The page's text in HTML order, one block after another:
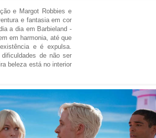
e Margot Robbies e
e fantasia em cor
a dia em Barbieland -
em harmonia, até que
e é expulsa.
de não ser
beleza está no interior